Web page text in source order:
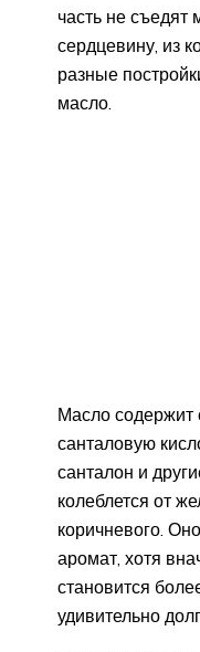
часть не съедят
сердцевину, из
разные
масло.
Масло содержит
санталовую
санталон и
колеблется от
коричневого.
аромат, хотя
становится
удивительно